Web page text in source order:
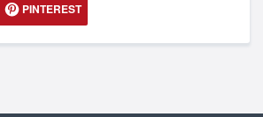
PINTEREST